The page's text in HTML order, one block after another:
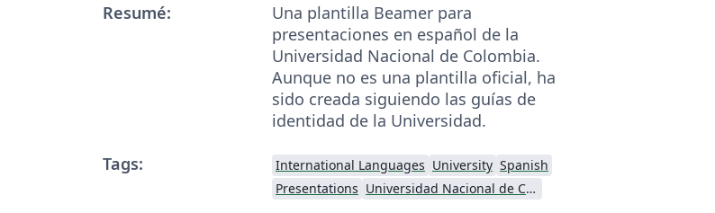
Resumé:
Una plantilla Beamer para
presentaciones en español de la
Universidad Nacional de Colombia.
Aunque no es una plantilla oficial, ha
sido creada siguiendo las guías de
identidad de la Universidad.
Tags:
International Languages University Spanish
Presentations
Universidad Nacional de Colombia (UNAL)